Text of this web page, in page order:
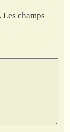
Les champs